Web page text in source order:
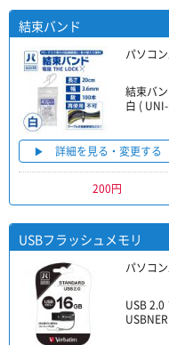
結束バンド
パソコ
結束バ
白 (
詳細を見る・変更する
200円
USBフラッシュメモリ
パソコ
USB 2.0